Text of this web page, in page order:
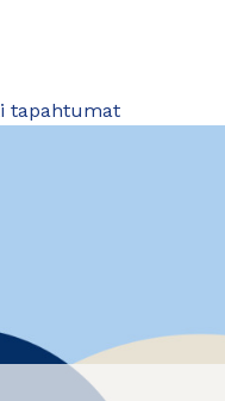
tapahtumat